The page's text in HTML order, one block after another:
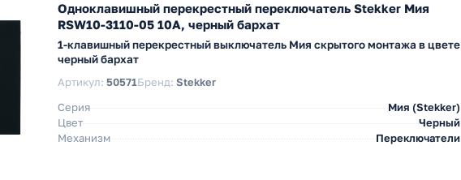
Одноклавишный перекрестный переключатель Stekker Мия
RSW10-3110-05 10A, черный бархат
1-клавишный перекрестный выключатель Мия скрытого монтажа в цвете
черный бархат
Артикул: 50571Бренд: Stekker
Серия
Мия (Stekker)
Цвет
Черный
Механизм
Переключатели